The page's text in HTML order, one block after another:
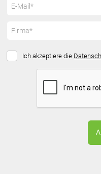
Ich akzeptiere die